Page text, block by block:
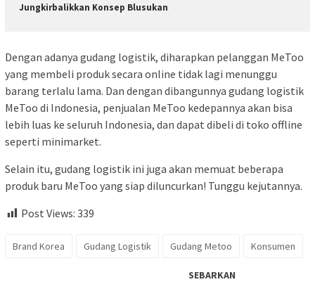
Jungkirbalikkan Konsep Blusukan
Dengan adanya gudang logistik, diharapkan pelanggan MeToo
yang membeli produk secara online tidak lagi menunggu
barang terlalu lama. Dan dengan dibangunnya gudang logistik
MeToo di Indonesia, penjualan MeToo kedepannya akan bisa
lebih luas ke seluruh Indonesia, dan dapat dibeli di toko offline
seperti minimarket.
Selain itu, gudang logistik ini juga akan memuat beberapa
produk baru MeToo yang siap diluncurkan! Tunggu kejutannya.
Post Views: 339
Brand Korea Gudang Logistik Gudang Metoo Konsumen
SEBARKAN